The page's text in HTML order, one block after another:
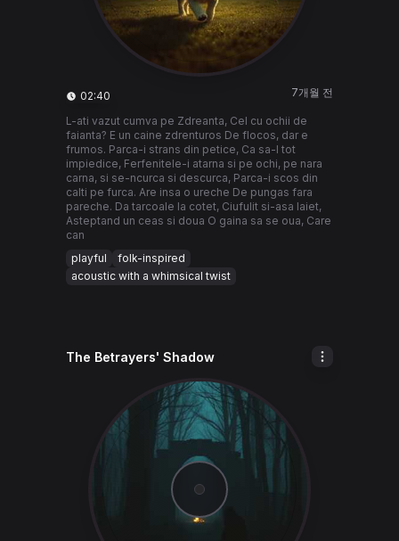
02:40 7개월 전
L-ati vazut cumva pe Zdreanta, Cel cu ochii de
faianta? E un caine zdrenturos De flocos, dar e
frumos. Parca-i strans din petice, Ca sa-l tot
impiedice, Ferfenitele-i atarna si pe ochi, pe nara
carna, si se-ncurca si descurca, Parca-i scos din
calti pe furca. Are insa o ureche De pungas fara
pareche. Da tarcoale la cotet, Ciufulit si-asa laiet,
Asteptand un ceas si doua O gaina sa se oua, Care
can
playful
folk-inspired
acoustic with a whimsical twist
The Betrayers' Shadow